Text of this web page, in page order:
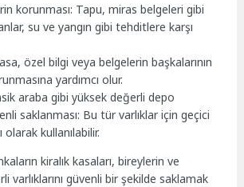
korunması: Tapu, miras belgeleri gibi
su ve yangın gibi tehditlere karşı
özel bilgi veya belgelerin başkalarının
yardımcı olur.
araba gibi yüksek değerli depo
saklanması: Bu tür varlıklar için geçici
kullanılabilir.
kiralık kasaları, bireylerin ve
varlıklarını güvenli bir şekilde saklamak